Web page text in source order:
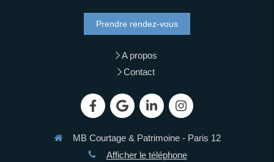
Prendre rendez-vous
A propos
Contact
MB Courtage & Patrimoine - Paris 12
Afficher le téléphone